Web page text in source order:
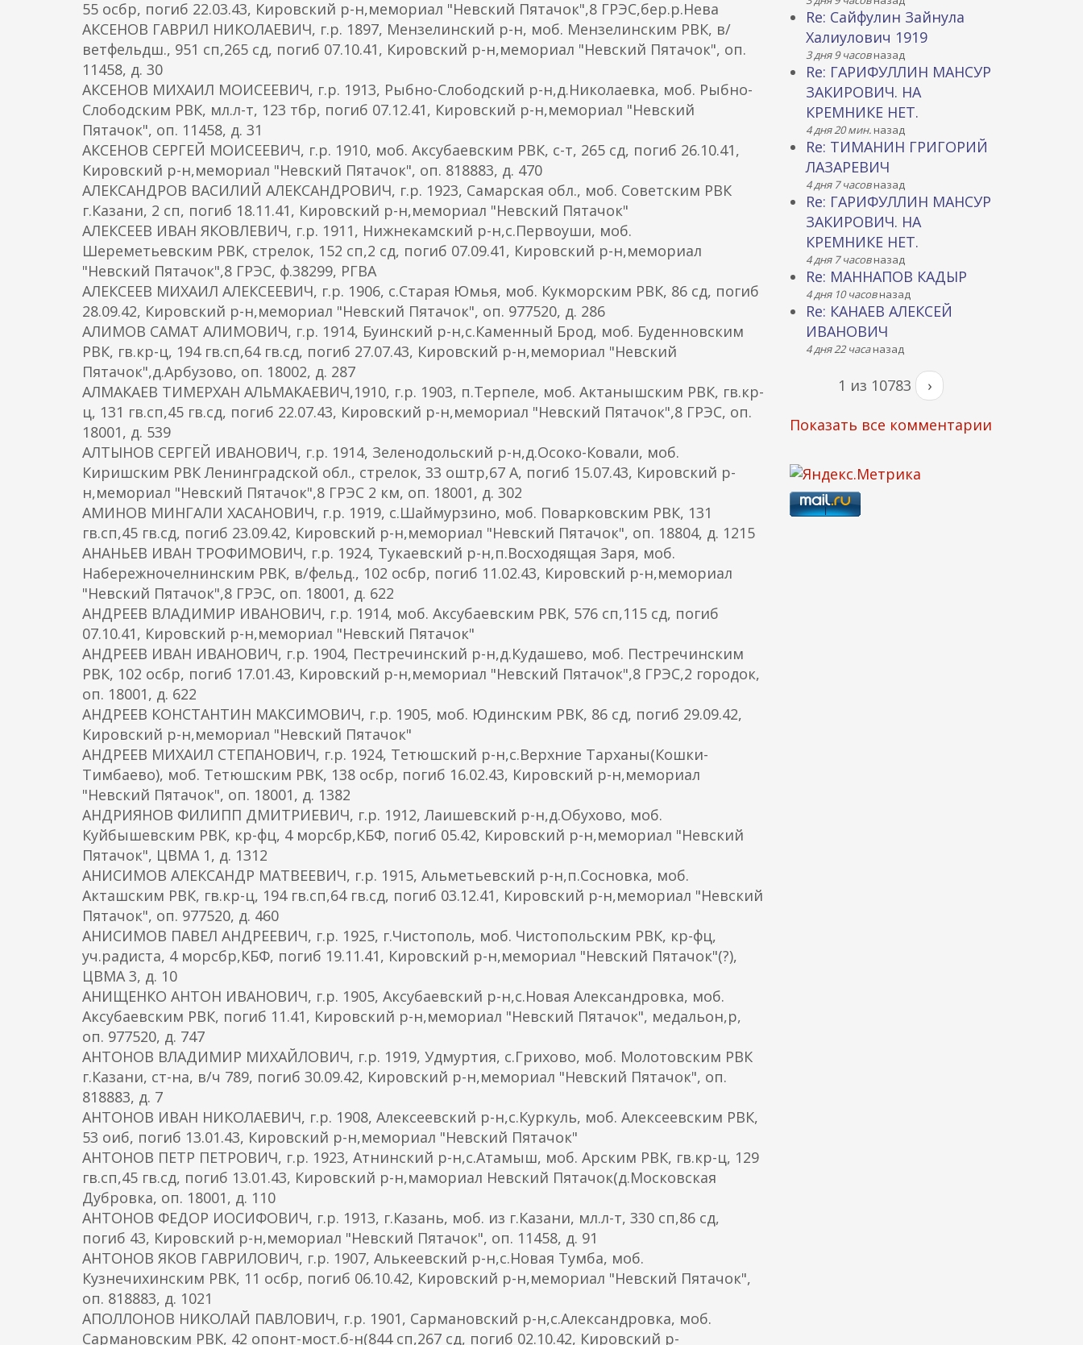
55 осбр, погиб 22.03.43, Кировский р-н,мемориал "Невский Пятачок",8 ГРЭС,бер.р.Нева
АКСЕНОВ ГАВРИЛ НИКОЛАЕВИЧ, г.р. 1897, Мензелинский р-н, моб. Мензелинским РВК, в/
ветфельдш., 951 сп,265 сд, погиб 07.10.41, Кировский р-н,мемориал "Невский Пятачок", оп.
11458, д. 30
АКСЕНОВ МИХАИЛ МОИСЕЕВИЧ, г.р. 1913, Рыбно-Слободский р-н,д.Николаевка, моб. Рыбно-
Слободским РВК, мл.л-т, 123 тбр, погиб 07.12.41, Кировский р-н,мемориал "Невский
Пятачок", оп. 11458, д. 31
АКСЕНОВ СЕРГЕЙ МОИСЕЕВИЧ, г.р. 1910, моб. Аксубаевским РВК, с-т, 265 сд, погиб 26.10.41,
Кировский р-н,мемориал "Невский Пятачок", оп. 818883, д. 470
АЛЕКСАНДРОВ ВАСИЛИЙ АЛЕКСАНДРОВИЧ, г.р. 1923, Самарская обл., моб. Советским РВК
г.Казани, 2 сп, погиб 18.11.41, Кировский р-н,мемориал "Невский Пятачок"
АЛЕКСЕЕВ ИВАН ЯКОВЛЕВИЧ, г.р. 1911, Нижнекамский р-н,с.Первоуши, моб.
Шереметьевским РВК, стрелок, 152 сп,2 сд, погиб 07.09.41, Кировский р-н,мемориал
"Невский Пятачок",8 ГРЭС, ф.38299, РГВА
АЛЕКСЕЕВ МИХАИЛ АЛЕКСЕЕВИЧ, г.р. 1906, с.Старая Юмья, моб. Кукморским РВК, 86 сд, погиб
28.09.42, Кировский р-н,мемориал "Невский Пятачок", оп. 977520, д. 286
АЛИМОВ САМАТ АЛИМОВИЧ, г.р. 1914, Буинский р-н,с.Каменный Брод, моб. Буденновским
РВК, гв.кр-ц, 194 гв.сп,64 гв.сд, погиб 27.07.43, Кировский р-н,мемориал "Невский
Пятачок",д.Арбузово, оп. 18002, д. 287
АЛМАКАЕВ ТИМЕРХАН АЛЬМАКАЕВИЧ,1910, г.р. 1903, п.Терпеле, моб. Актанышским РВК, гв.кр-
ц, 131 гв.сп,45 гв.сд, погиб 22.07.43, Кировский р-н,мемориал "Невский Пятачок",8 ГРЭС, оп.
18001, д. 539
АЛТЫНОВ СЕРГЕЙ ИВАНОВИЧ, г.р. 1914, Зеленодольский р-н,д.Осоко-Ковали, моб.
Киришским РВК Ленинградской обл., стрелок, 33 оштр,67 А, погиб 15.07.43, Кировский р-
н,мемориал "Невский Пятачок",8 ГРЭС 2 км, оп. 18001, д. 302
АМИНОВ МИНГАЛИ ХАСАНОВИЧ, г.р. 1919, с.Шаймурзино, моб. Поварковским РВК, 131
гв.сп,45 гв.сд, погиб 23.09.42, Кировский р-н,мемориал "Невский Пятачок", оп. 18804, д. 1215
АНАНЬЕВ ИВАН ТРОФИМОВИЧ, г.р. 1924, Тукаевский р-н,п.Восходящая Заря, моб.
Набережночелнинским РВК, в/фельд., 102 осбр, погиб 11.02.43, Кировский р-н,мемориал
"Невский Пятачок",8 ГРЭС, оп. 18001, д. 622
АНДРЕЕВ ВЛАДИМИР ИВАНОВИЧ, г.р. 1914, моб. Аксубаевским РВК, 576 сп,115 сд, погиб
07.10.41, Кировский р-н,мемориал "Невский Пятачок"
АНДРЕЕВ ИВАН ИВАНОВИЧ, г.р. 1904, Пестречинский р-н,д.Кудашево, моб. Пестречинским
РВК, 102 осбр, погиб 17.01.43, Кировский р-н,мемориал "Невский Пятачок",8 ГРЭС,2 городок,
оп. 18001, д. 622
АНДРЕЕВ КОНСТАНТИН МАКСИМОВИЧ, г.р. 1905, моб. Юдинским РВК, 86 сд, погиб 29.09.42,
Кировский р-н,мемориал "Невский Пятачок"
АНДРЕЕВ МИХАИЛ СТЕПАНОВИЧ, г.р. 1924, Тетюшский р-н,с.Верхние Тарханы(Кошки-
Тимбаево), моб. Тетюшским РВК, 138 осбр, погиб 16.02.43, Кировский р-н,мемориал
"Невский Пятачок", оп. 18001, д. 1382
АНДРИЯНОВ ФИЛИПП ДМИТРИЕВИЧ, г.р. 1912, Лаишевский р-н,д.Обухово, моб.
Куйбышевским РВК, кр-фц, 4 морсбр,КБФ, погиб 05.42, Кировский р-н,мемориал "Невский
Пятачок", ЦВМА 1, д. 1312
АНИСИМОВ АЛЕКСАНДР МАТВЕЕВИЧ, г.р. 1915, Альметьевский р-н,п.Сосновка, моб.
Акташским РВК, гв.кр-ц, 194 гв.сп,64 гв.сд, погиб 03.12.41, Кировский р-н,мемориал "Невский
Пятачок", оп. 977520, д. 460
АНИСИМОВ ПАВЕЛ АНДРЕЕВИЧ, г.р. 1925, г.Чистополь, моб. Чистопольским РВК, кр-фц,
уч.радиста, 4 морсбр,КБФ, погиб 19.11.41, Кировский р-н,мемориал "Невский Пятачок"(?),
ЦВМА 3, д. 10
АНИЩЕНКО АНТОН ИВАНОВИЧ, г.р. 1905, Аксубаевский р-н,с.Новая Александровка, моб.
Аксубаевским РВК, погиб 11.41, Кировский р-н,мемориал "Невский Пятачок", медальон,р,
оп. 977520, д. 747
АНТОНОВ ВЛАДИМИР МИХАЙЛОВИЧ, г.р. 1919, Удмуртия, с.Грихово, моб. Молотовским РВК
г.Казани, ст-на, в/ч 789, погиб 30.09.42, Кировский р-н,мемориал "Невский Пятачок", оп.
818883, д. 7
АНТОНОВ ИВАН НИКОЛАЕВИЧ, г.р. 1908, Алексеевский р-н,с.Куркуль, моб. Алексеевским РВК,
53 оиб, погиб 13.01.43, Кировский р-н,мемориал "Невский Пятачок"
АНТОНОВ ПЕТР ПЕТРОВИЧ, г.р. 1923, Атнинский р-н,с.Атамыш, моб. Арским РВК, гв.кр-ц, 129
гв.сп,45 гв.сд, погиб 13.01.43, Кировский р-н,мамориал Невский Пятачок(д.Московская
Дубровка, оп. 18001, д. 110
АНТОНОВ ФЕДОР ИОСИФОВИЧ, г.р. 1913, г.Казань, моб. из г.Казани, мл.л-т, 330 сп,86 сд,
погиб 43, Кировский р-н,мемориал "Невский Пятачок", оп. 11458, д. 91
АНТОНОВ ЯКОВ ГАВРИЛОВИЧ, г.р. 1907, Алькеевский р-н,с.Новая Тумба, моб.
Кузнечихинским РВК, 11 осбр, погиб 06.10.42, Кировский р-н,мемориал "Невский Пятачок",
оп. 818883, д. 1021
АПОЛЛОНОВ НИКОЛАЙ ПАВЛОВИЧ, г.р. 1901, Сармановский р-н,с.Александровка, моб.
Сармановским РВК, 42 опонт-мост.б-н(844 сп,267 сд, погиб 02.10.42, Кировский р-
Re: Сайфулин Зайнула
Халиулович 1919
3 дня 9 часовназад
Re: ГАРИФУЛЛИН МАНСУР
ЗАКИРОВИЧ. НА
КРЕМНИКЕ НЕТ.
4 дня 20 мин.назад
Re: ТИМАНИН ГРИГОРИЙ
ЛАЗАРЕВИЧ
4 дня 7 часовназад
Re: ГАРИФУЛЛИН МАНСУР
ЗАКИРОВИЧ. НА
КРЕМНИКЕ НЕТ.
4 дня 7 часовназад
Re: МАННАПОВ КАДЫР
4 дня 10 часовназад
Re: КАНАЕВ АЛЕКСЕЙ
ИВАНОВИЧ
4 дня 22 часаназад
1 из 10783 ›
Показать все комментарии